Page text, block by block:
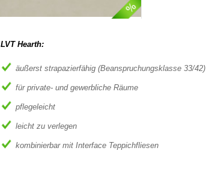
LVT Hearth:
äußerst strapazierfähig (Beanspruchungsklasse 33/42)
für private- und gewerbliche Räume
pflegeleicht
leicht zu verlegen
kombinierbar mit Interface Teppichfliesen